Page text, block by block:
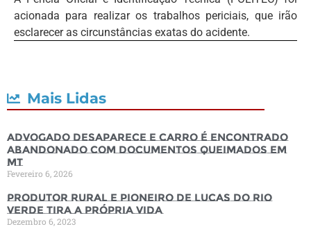
acionada para realizar os trabalhos periciais, que irão
esclarecer as circunstâncias exatas do acidente.
Mais Lidas
Advogado desaparece e carro é encontrado
abandonado com documentos queimados em
MT
Fevereiro 6, 2026
Produtor rural e pioneiro de Lucas do Rio
Verde tira a própria vida
Dezembro 6, 2023